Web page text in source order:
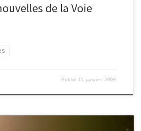
de la Voie
Publié 11 janvier 2009